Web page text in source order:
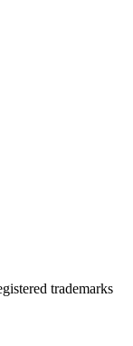
trademarks